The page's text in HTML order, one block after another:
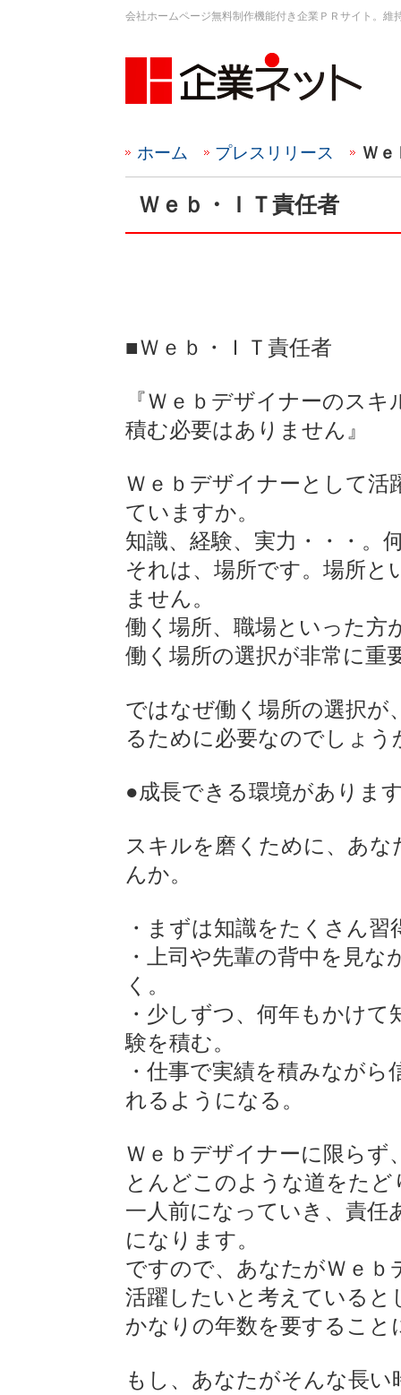
会社ホームページ無料制作機能付き企業ＰＲサイト。
ホーム プレスリリース Ｗｅ
Ｗｅｂ・ＩＴ責任者
■Ｗｅｂ・ＩＴ責任者
『Ｗｅｂデザイナーのス
積む必要はありません』
Ｗｅｂデザイナーとして
ていますか。
知識、経験、実力・・・。
それは、場所です。場所
ません。
働く場所、職場といった方
働く場所の選択が非常に重
ではなぜ働く場所の選択が
るために必要なのでしょう
●成長できる環境がありま
スキルを磨くために、あ
んか。
・まずは知識をたくさん
・上司や先輩の背中を見
く。
・少しずつ、何年もかけ
験を積む。
・仕事で実績を積みなが
れるようになる。
Ｗｅｂデザイナーに限らず
とんどこのような道をたど
一人前になっていき、責任
になります。
ですので、あなたがＷｅ
活躍したいと考えていると
かなりの年数を要すること
もし、あなたがそんな長